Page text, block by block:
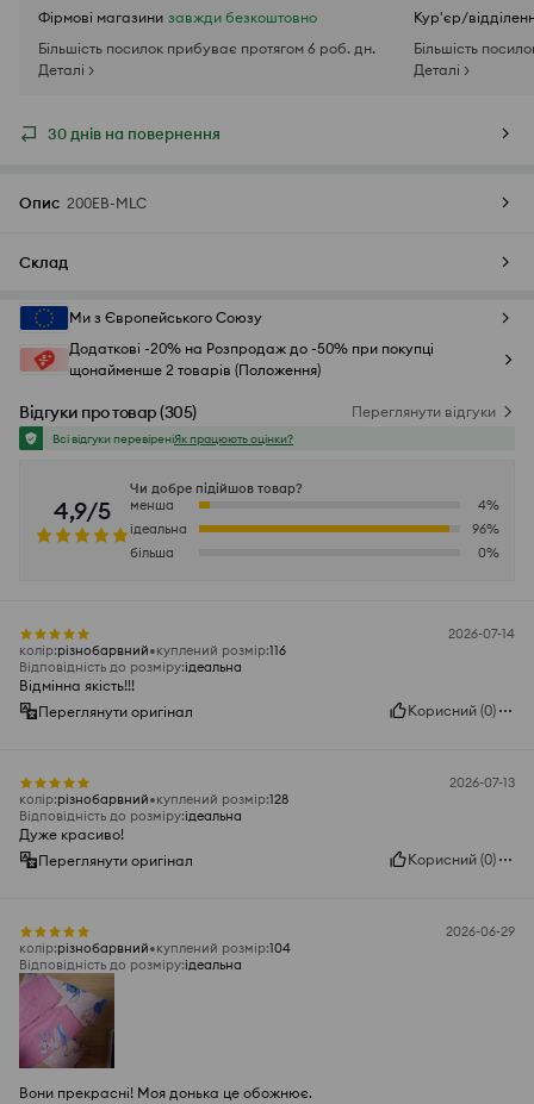
Фірмові магазини завжди безкоштовно
Більшість посилок прибуває протягом 6 роб. дн.
Деталі >
Кур'єр/
Більшість
Деталі >
30 днів на повернення
Опис 200EB-MLC
Склад
Ми з Європейського Союзу
Додаткові -20% на Розпродаж до -50% при покупці
щонайменше 2 товарів (Положення)
Відгуки про товар(305) Переглянути відгуки
Всі відгуки перевіреніЯк працюють оцінки?
4,9/5
Чи добре підійшов товар?
менша
4%
ідеальна
96%
більша
0%
2026-07-14
колір:різнобарвний куплений розмір:116
Відповідність до розміру:ідеальна
Відмінна якість!!!
Переглянути оригінал
Корисний (0)
2026-07-13
колір:різнобарвний куплений розмір:128
Відповідність до розміру:ідеальна
Дуже красиво!
Переглянути оригінал
Корисний (0)
2026-06-29
колір:різнобарвний куплений розмір:104
Відповідність до розміру:ідеальна
Вони прекрасні! Моя донька це обожнює.